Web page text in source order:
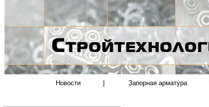
Новости Запорная арматура